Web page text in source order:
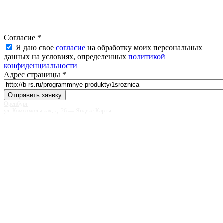
Согласие *
Я даю свое согласие на обработку моих персональных
данных на условиях, определенных политикой
конфиденциальности
Адрес страницы *